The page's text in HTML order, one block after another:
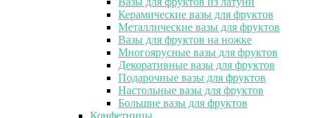
Керамические вазы для фруктов
Металлические вазы для фруктов
Вазы для фруктов на ножке
Многоярусные вазы для фруктов
Декоративные вазы для фруктов
Подарочные вазы для фруктов
Настольные вазы для фруктов
Большие вазы для фруктов
Конфетницы